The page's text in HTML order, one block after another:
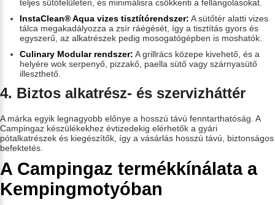
teljes sütőfelületen, és minimálisra csökkenti a fellángolásokat.
InstaClean® Aqua vizes tisztítórendszer: A sütőtér alatti vizes
tálca megakadályozza a zsír ráégését, így a tisztítás gyors és
egyszerű, az alkatrészek pedig mosogatógépben is moshatók.
Culinary Modular rendszer: A grillrács közepe kivehető, és a
helyére wok serpenyő, pizzakő, paella sütő vagy szárnyasütő
illeszthető.
4. Biztos alkatrész- és szervizháttér
A márka egyik legnagyobb előnye a hosszú távú fenntarthatóság. A
Campingaz készülékekhez évtizedekig elérhetők a gyári
pótalkatrészek és kiegészítők, így a vásárlás hosszú távú, biztonságos
befektetés.
A Campingaz termékkínálata a
Kempingmotyóban